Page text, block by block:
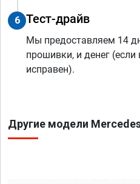
6 Тест-драйв
Мы предоставляем 14
прошивки, и денег
исправен).
Другие модели